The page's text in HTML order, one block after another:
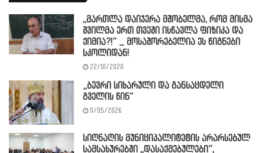
,,მართლა დაიჯერა მშობელმა, რომ მისმა
შვილმა ერთ თვეში ისწავლა ფიზიკა და
ქიმია?!” _ მოსაშორებელია ეს წიგნები
სკოლიდან!
22/01/2020
„ბევრი სიხარული და განსაცდელი
გველის წინ“
11/05/2026
სიღნაღის მუნიციპალიტეტის არარსებულ
სამსახურებში ,,დასაქმებულები”,